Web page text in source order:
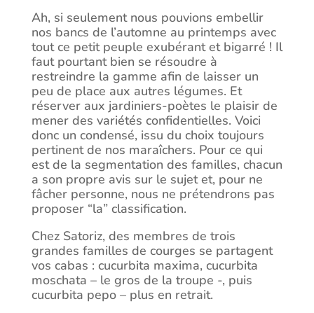
Ah, si seulement nous pouvions embellir
nos bancs de l’automne au printemps avec
tout ce petit peuple exubérant et bigarré ! Il
faut pourtant bien se résoudre à
restreindre la gamme afin de laisser un
peu de place aux autres légumes. Et
réserver aux jardiniers-poètes le plaisir de
mener des variétés confidentielles. Voici
donc un condensé, issu du choix toujours
pertinent de nos maraîchers. Pour ce qui
est de la segmentation des familles, chacun
a son propre avis sur le sujet et, pour ne
fâcher personne, nous ne prétendrons pas
proposer “la” classification.
Chez Satoriz, des membres de trois
grandes familles de courges se partagent
vos cabas : cucurbita maxima, cucurbita
moschata – le gros de la troupe -, puis
cucurbita pepo – plus en retrait.